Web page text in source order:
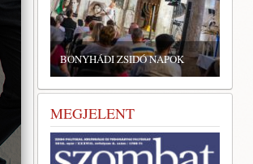
BONYHÁDI ZSIDÓ NAPOK
ZSIDÓ
MEGJELENT